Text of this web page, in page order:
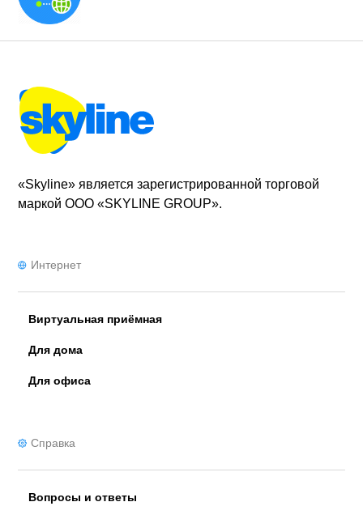
«Skyline» является зарегистрированной торговой
маркой ООО «SKYLINE GROUP».
Интернет
Виртуальная приёмная
Для дома
Для офиса
Справка
Вопросы и ответы